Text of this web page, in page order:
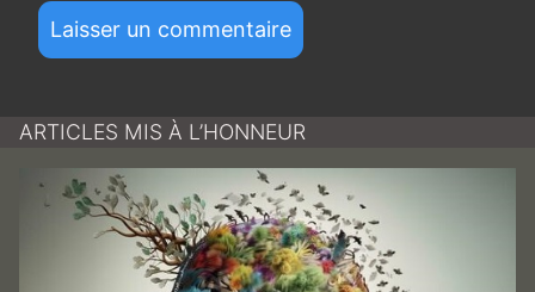
ARTICLES MIS À L’HONNEUR